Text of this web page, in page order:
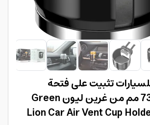
تثبيت على فتحة
المكيف قطر 73 مم من غرين ليون Green
Lion Car Air Vent Cup